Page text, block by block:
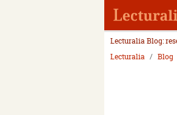
Lecturalia Blog:
Lecturalia
Blog